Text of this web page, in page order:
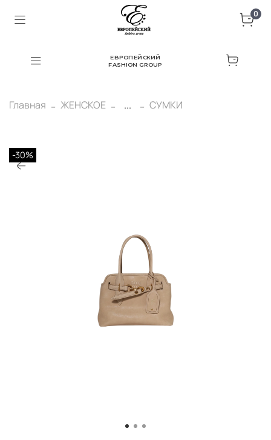
0
ЕВРОПЕЙСКИЙ
FASHION GROUP
Главная ЖЕНСКОЕ ... СУМКИ
-30%